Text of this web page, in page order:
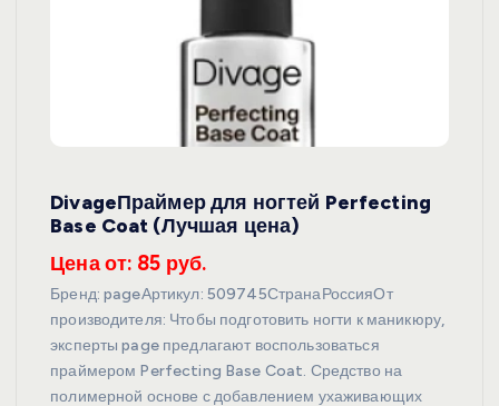
DivageПраймер для ногтей Perfecting
Base Coat (Лучшая цена)
Цена от: 85 руб.
Бренд: pageАртикул: 509745СтранаРоссияОт
производителя: Чтобы подготовить ногти к маникюру,
эксперты page предлагают воспользоваться
праймером Perfecting Base Coat. Средство на
полимерной основе с добавлением ухаживающих